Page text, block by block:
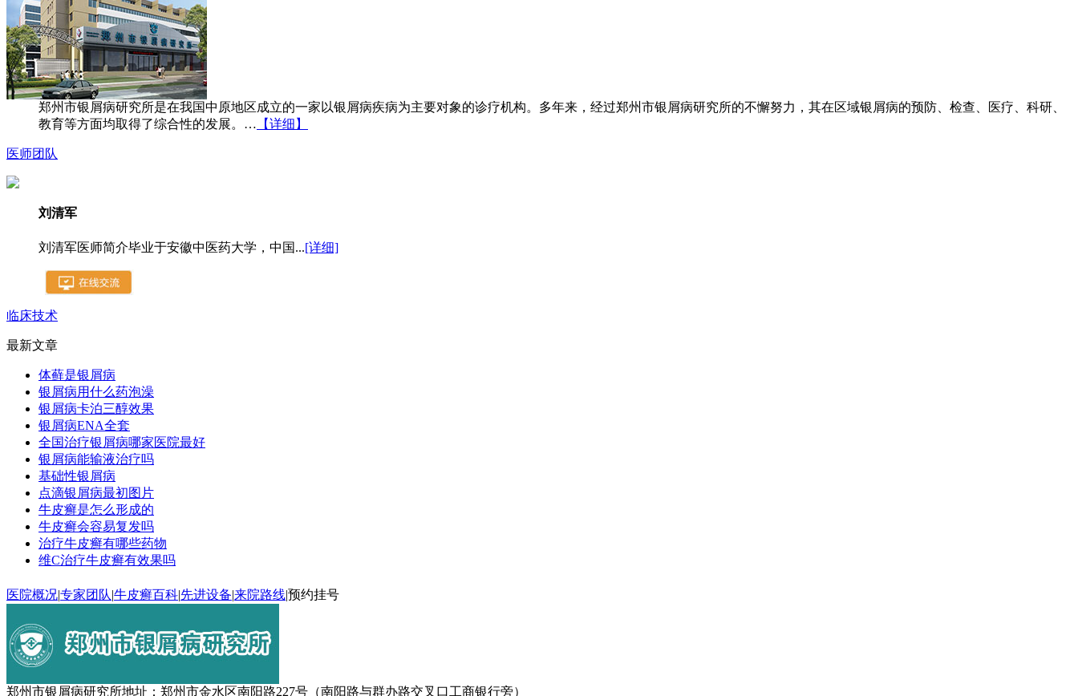
郑州市银屑病研究所是在我国中原地区成立的一家以银屑病疾病为主要对象的诊疗机构。多年来，经过郑州市银屑病研究所的不懈努力，其在区域银屑病的预防、检查、医疗、科研、
教育等方面均取得了综合性的发展。… 【详细】
医师团队
刘清军
刘清军医师简介毕业于安徽中医药大学，中国...[详细]
临床技术
最新文章
体藓是银屑病
银屑病用什么药泡澡
银屑病卡泊三醇效果
银屑病ENA全套
全国治疗银屑病哪家医院最好
银屑病能输液治疗吗
基础性银屑病
点滴银屑病最初图片
牛皮癣是怎么形成的
牛皮癣会容易复发吗
治疗牛皮癣有哪些药物
维C治疗牛皮癣有效果吗
医院概况|专家团队|牛皮癣百科|先进设备|来院路线|预约挂号
郑州市银屑病研究所地址：郑州市金水区南阳路227号（南阳路与群办路交叉口工商银行旁）